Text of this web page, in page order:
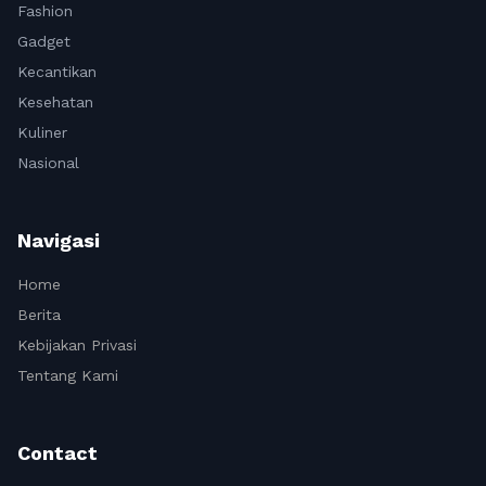
Fashion
Gadget
Kecantikan
Kesehatan
Kuliner
Nasional
Navigasi
Home
Berita
Kebijakan Privasi
Tentang Kami
Contact